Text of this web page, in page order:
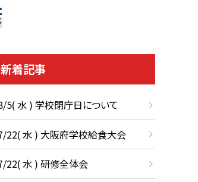
新着記事
5( 水 ) 学校閉庁日について
22( 水 ) 大阪府学校給食大会
22( 水 ) 研修全体会